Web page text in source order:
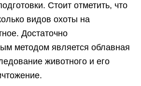
Стоит отметить, что
видов охоты на
Достаточно
методом является облавная
животного и его